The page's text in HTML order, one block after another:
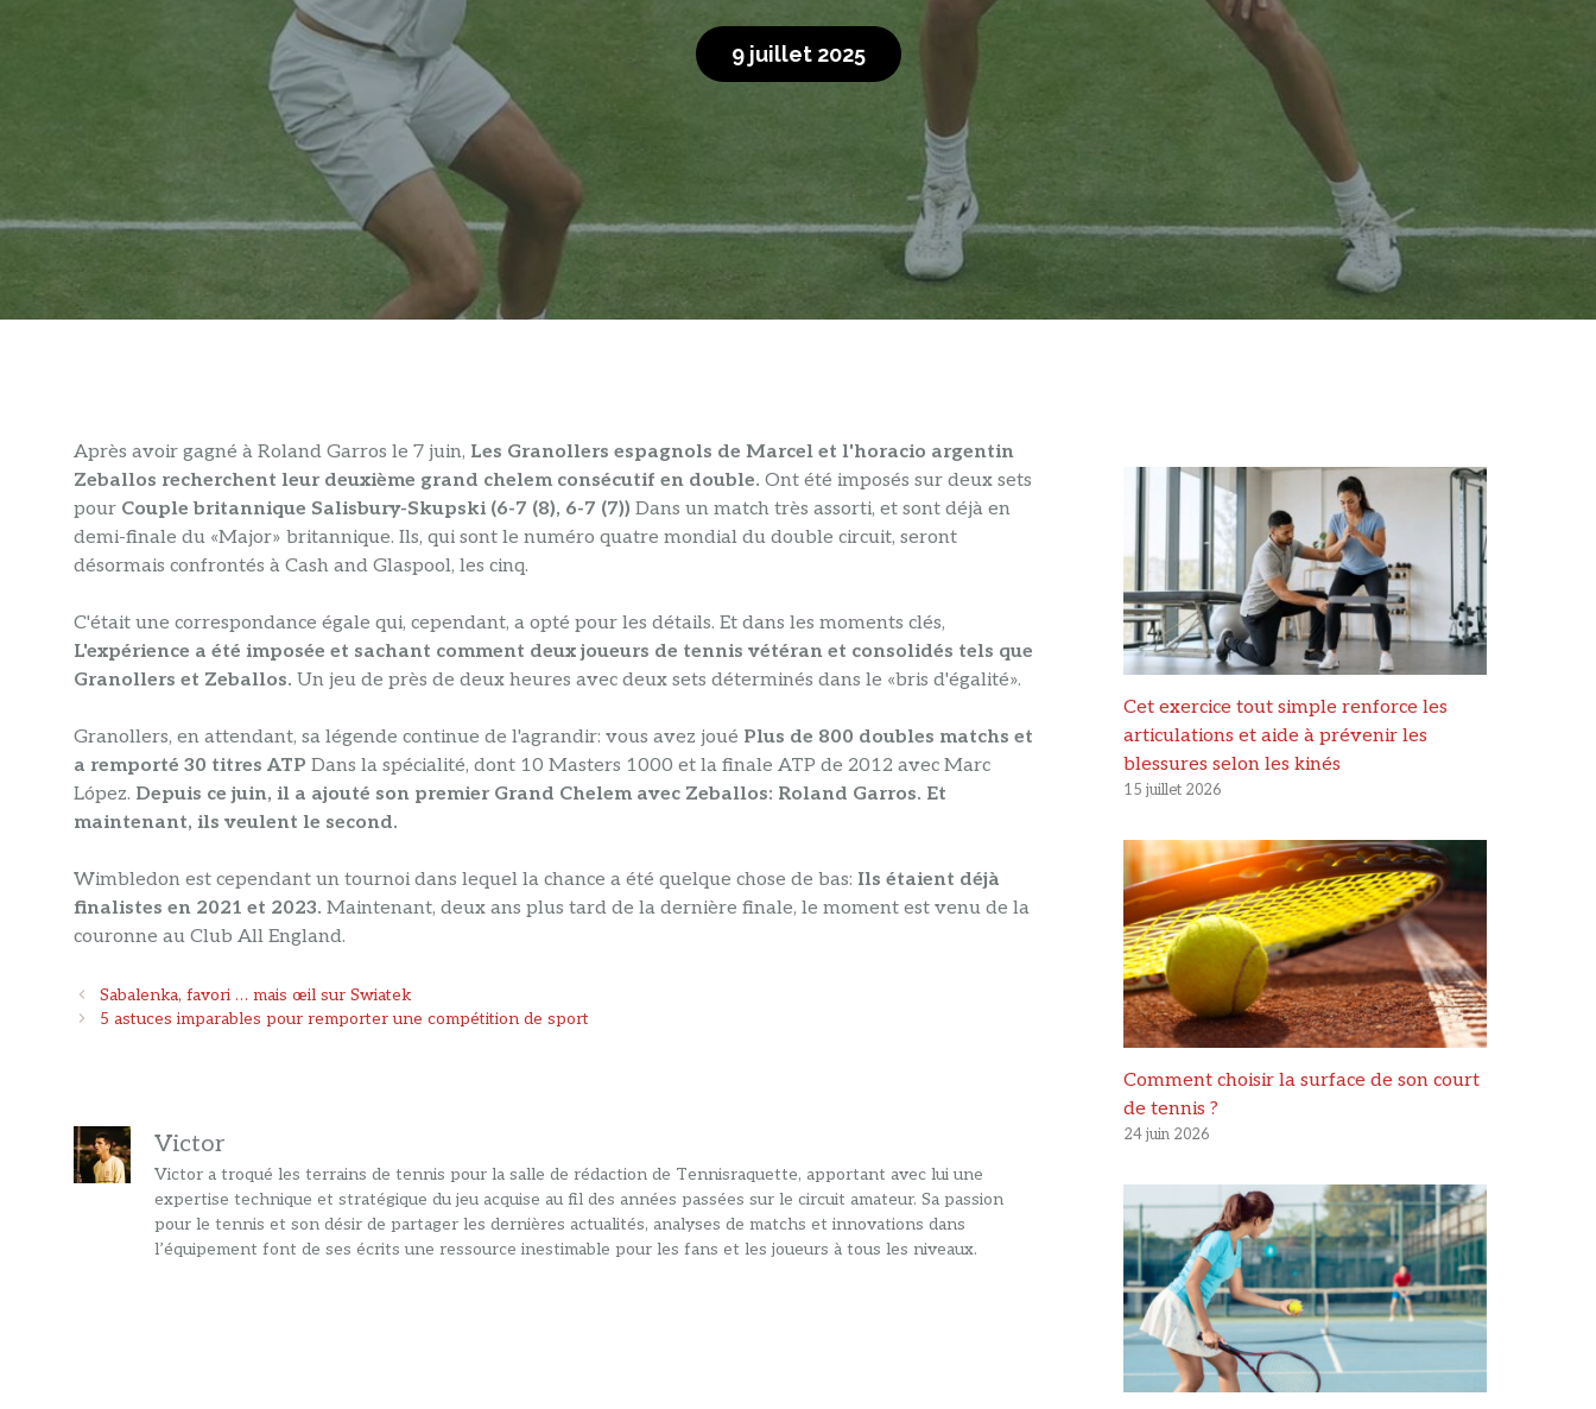
9 juillet 2025
Après avoir gagné à Roland Garros le 7 juin, Les Granollers espagnols de Marcel et l'horacio argentin
Zeballos recherchent leur deuxième grand chelem consécutif en double. Ont été imposés sur deux sets
pour Couple britannique Salisbury-Skupski (6-7 (8), 6-7 (7)) Dans un match très assorti, et sont déjà en
demi-finale du «Major» britannique. Ils, qui sont le numéro quatre mondial du double circuit, seront
désormais confrontés à Cash and Glaspool, les cinq.
C'était une correspondance égale qui, cependant, a opté pour les détails. Et dans les moments clés,
L'expérience a été imposée et sachant comment deux joueurs de tennis vétéran et consolidés tels que
Granollers et Zeballos. Un jeu de près de deux heures avec deux sets déterminés dans le «bris d'égalité».
Granollers, en attendant, sa légende continue de l'agrandir: vous avez joué Plus de 800 doubles matchs et
a remporté 30 titres ATP Dans la spécialité, dont 10 Masters 1000 et la finale ATP de 2012 avec Marc
López. Depuis ce juin, il a ajouté son premier Grand Chelem avec Zeballos: Roland Garros. Et
maintenant, ils veulent le second.
Wimbledon est cependant un tournoi dans lequel la chance a été quelque chose de bas: Ils étaient déjà
finalistes en 2021 et 2023. Maintenant, deux ans plus tard de la dernière finale, le moment est venu de la
couronne au Club All England.
Navigation
des
Sabalenka, favori … mais œil sur Swiatek
5 astuces imparables pour remporter une compétition de sport
Victor
Victor a troqué les terrains de tennis pour la salle de rédaction de Tennisraquette, apportant avec lui une
expertise technique et stratégique du jeu acquise au fil des années passées sur le circuit amateur. Sa passion
pour le tennis et son désir de partager les dernières actualités, analyses de matchs et innovations dans
l’équipement font de ses écrits une ressource inestimable pour les fans et les joueurs à tous les niveaux.
Cet exercice tout simple renforce les
articulations et aide à prévenir les
blessures selon les kinés
15 juillet 2026
Comment choisir la surface de son court
de tennis ?
24 juin 2026